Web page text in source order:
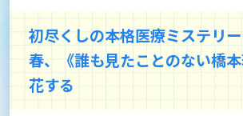
初尽くしの本格医療ミステリ
春、《誰も見たことのない橋
花する